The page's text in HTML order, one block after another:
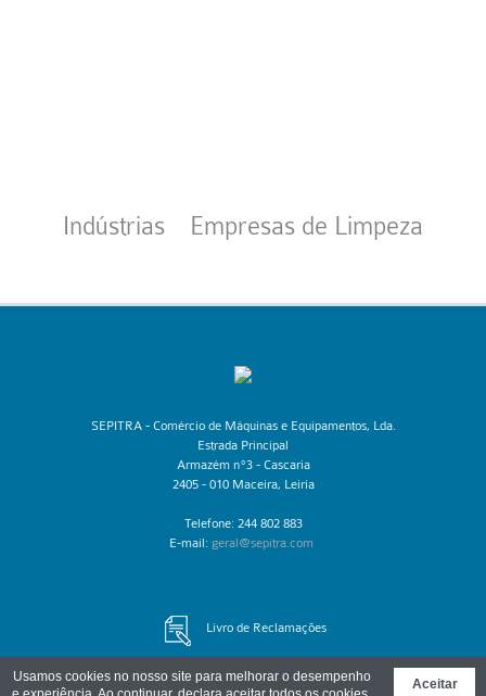
Usamos cookies no nosso site para melhorar o desempenho
Aceitar
Indústrias Empresas de Limpeza
​SEPITRA - Comércio de Máquinas e Equipamentos, Lda.
Estrada Principal
Armazém nº3 - Cascaria
2405 - 010 Maceira, Leiria
Telefone: 244 802 883
E-mail: geral@sepitra.com
Livro de Reclamações